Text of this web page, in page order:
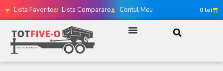
Lista Favorite Lista Comparare Contul Meu 0 lei